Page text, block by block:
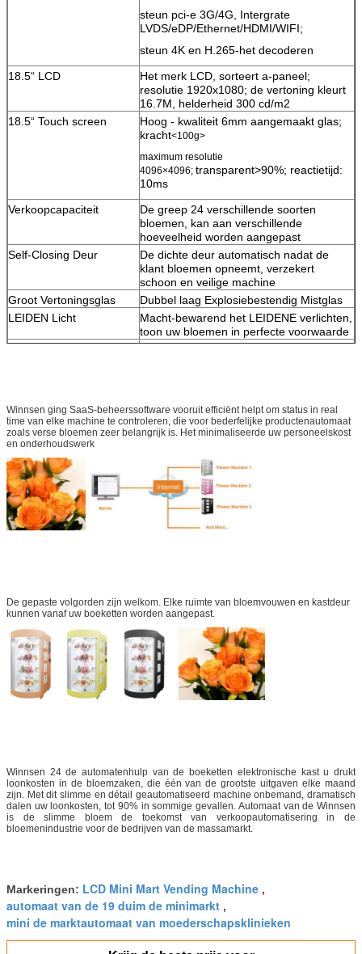
VERZENDEN
steun pci-e 3G/4G, Intergrate
LVDS/eDP/Ethernet/HDMI/WIFI;
steun 4K en H.265-het decoderen
18.5“ LCD
Het merk LCD, sorteert a-paneel;
resolutie 1920x1080; de vertoning kleurt
16.7M, helderheid 300 cd/m2
18.5“ Touch screen
Hoog - kwaliteit 6mm aangemaakt glas;
kracht<100g>
maximum resolutie
4096×4096; transparent>90%; reactietijd:
10ms
Verkoopcapaciteit
De greep 24 verschillende soorten
bloemen, kan aan verschillende
hoeveelheid worden aangepast
Self-Closing Deur
De dichte deur automatisch nadat de
klant bloemen opneemt, verzekert
schoon en veilige machine
Groot Vertoningsglas
Dubbel laag Explosiebestendig Mistglas
LEIDEN Licht
Macht-bewarend het LEIDENE verlichten,
toon uw bloemen in perfecte voorwaarde
Koelingssysteem
Optie
(regelbare) 2-25°C;
standaardkoelingsmodule, gemakkelijk te
Slim
Luchtbevochtigersysteem
Optie
Houd bloemen in ideaal himiditymilieu
met inbegrip van extern beheer,
bloeminformatie/prijsbeheer,
alarm voor abnormale situatie, rapport en
statistiek, bevorderingsmontages
StroomuitvalbeschermingDe functie van de
stroomuitvalbescherming, met
geheugenfunctie
de standaardkleur is wit, beschikbare
gepaste kleur
De Optie van de
douanesticker
Beschikbaar
Geschatte Macht
Ongeveer 150W, zonder Ijskast
Lading Qty
20 ' GP/7sets; 20 ' GP/16sets
Winnsen ging SaaS-beheerssoftware vooruit efficiënt helpt om status in real
time van elke machine te controleren, die voor bederfelijke productenautomaat
zoals verse bloemen zeer belangrijk is. Het minimaliseerde uw personeelskost
en onderhoudswerk
De gepaste volgorden zijn welkom. Elke ruimte van bloemvouwen en kastdeur
kunnen vanaf uw boeketten worden aangepast.
Winnsen 24 de automatenhulp van de boeketten elektronische kast u drukt
loonkosten in de bloemzaken, die één van de grootste uitgaven elke maand
zijn. Met dit slimme en détail geautomatiseerd machine onbemand, dramatisch
dalen uw loonkosten, tot 90% in sommige gevallen. Automaat van de Winnsen
is de slimme bloem de toekomst van verkoopautomatisering in de
bloemenindustrie voor de bedrijven van de massamarkt.
Markeringen: LCD Mini Mart Vending Machine ,
automaat van de 19 duim de minimarkt ,
mini de marktautomaat van moederschapsklinieken